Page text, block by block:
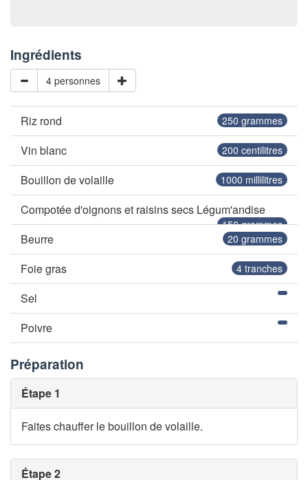
Ingrédients
4 personnes
Riz rond 250 grammes
Vin blanc 200 centilitres
Bouillon de volaille 1000 millilitres
Compotée d'oignons et raisins secs Légum'andise
150 grammes
Beurre 20 grammes
Foie gras 4 tranches
Sel
Poivre
Préparation
Étape 1
Faites chauffer le bouillon de volaille.
Étape 2